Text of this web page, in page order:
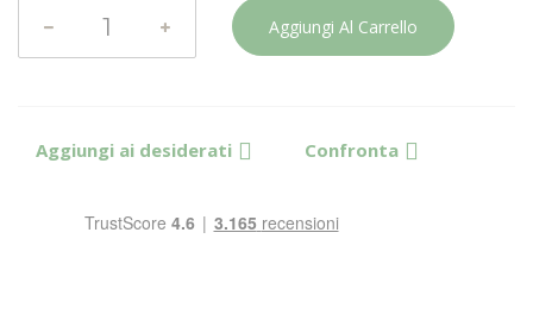
Aggiungi Al Carrello
Aggiungi ai desiderati Confronta